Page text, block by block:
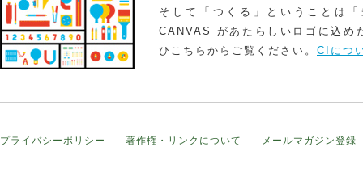
そして「つくる」ということは
CANVAS があたらしいロゴに込め
ひこちらからご覧ください。 CIにつ
プライバシーポリシー 著作権・リンクについて メールマガジン登録